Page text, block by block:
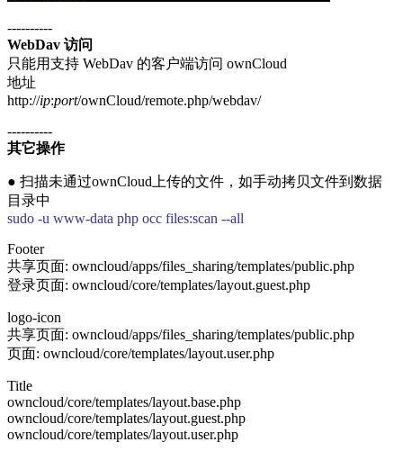
----------
WebDav 访问
只能用支持 WebDav 的客户端访问 ownCloud
地址
http://ip:port/ownCloud/remote.php/webdav/
----------
其它操作
● 扫描未通过ownCloud上传的文件，如手动拷贝文件到数据
目录中
sudo -u www-data php occ files:scan --all
Footer
共享页面: owncloud/apps/files_sharing/templates/public.php
登录页面: owncloud/core/templates/layout.guest.php
logo-icon
共享页面: owncloud/apps/files_sharing/templates/public.php
页面: owncloud/core/templates/layout.user.php
Title
owncloud/core/templates/layout.base.php
owncloud/core/templates/layout.guest.php
owncloud/core/templates/layout.user.php